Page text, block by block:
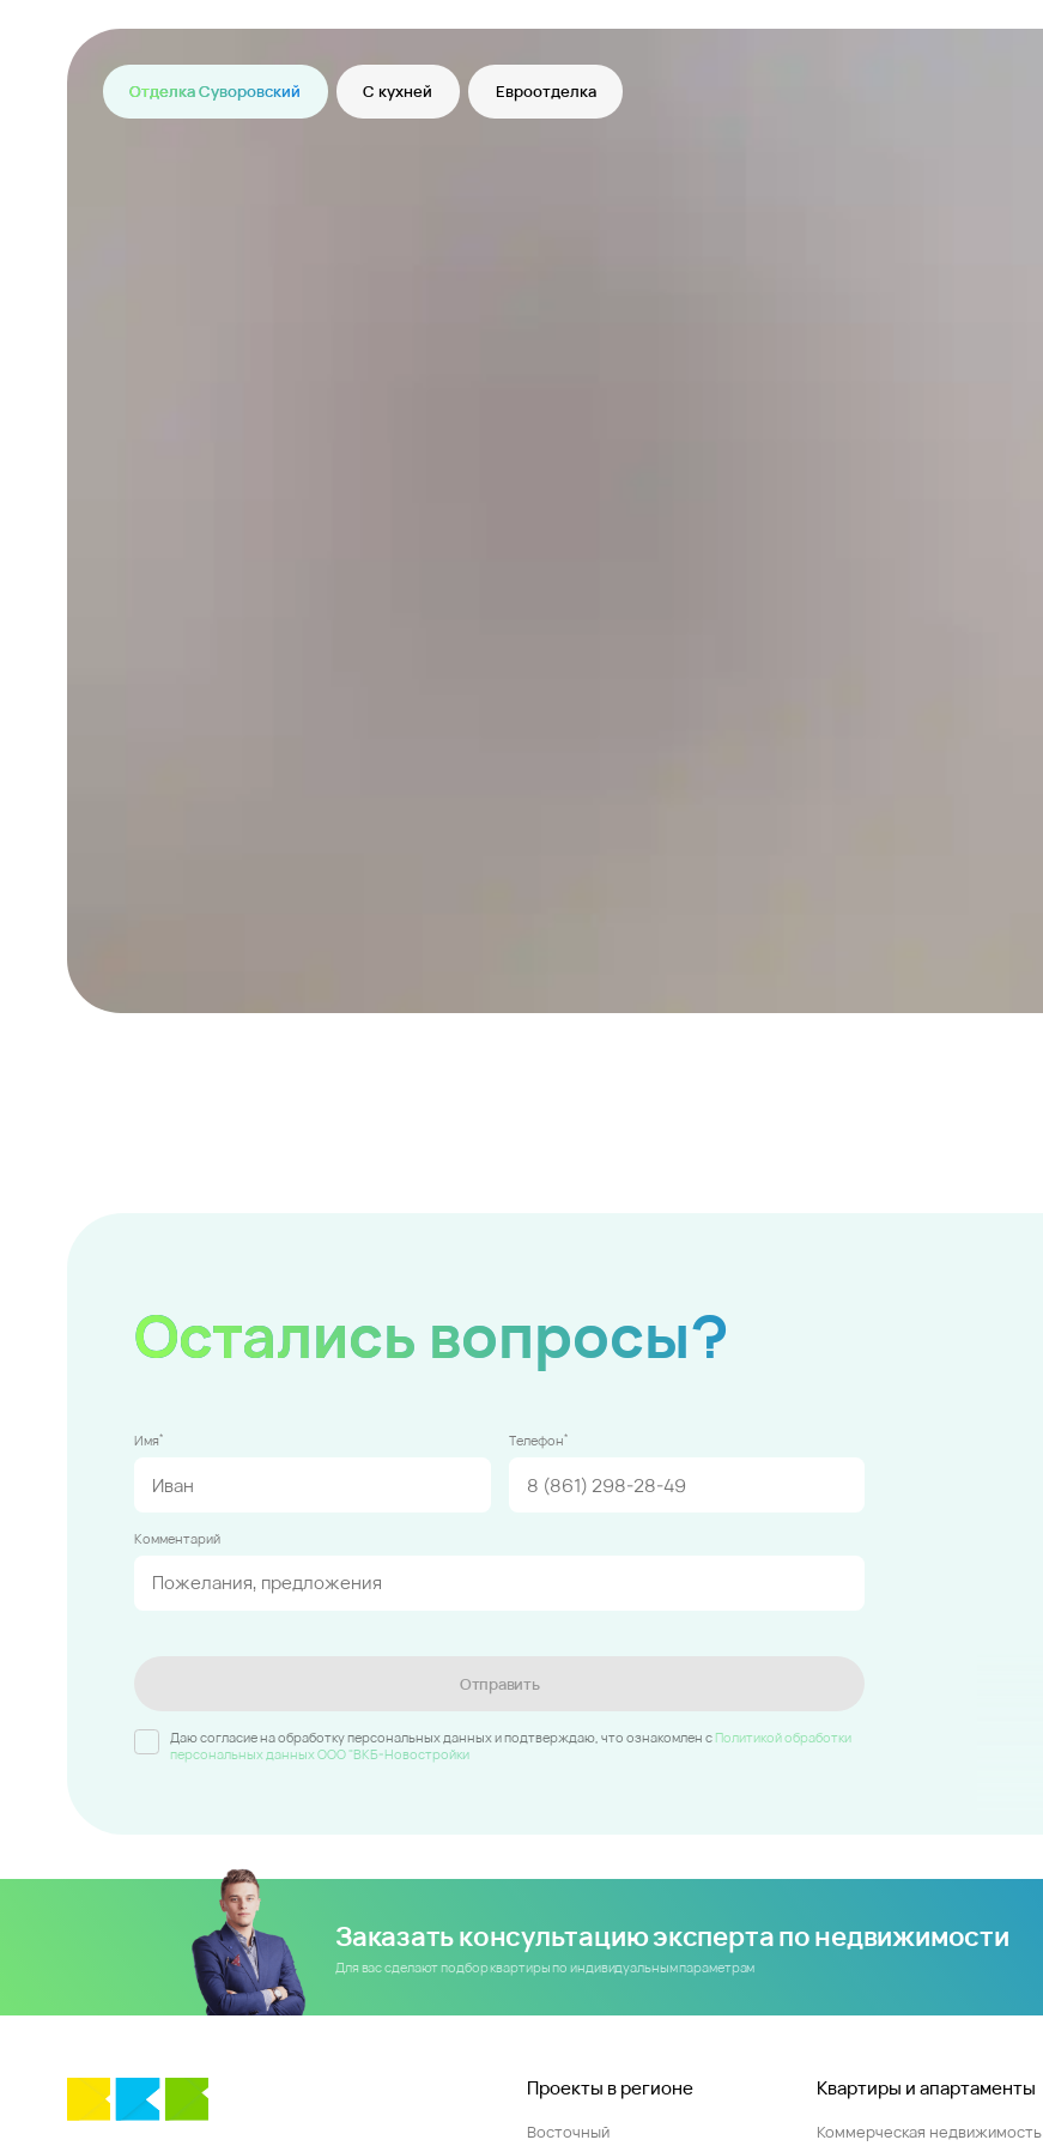
Отделка Суворовский С кухней Евроотделка
Остались вопросы?
Имя* Телефон*
Комментарий
Отправить
Даю согласие на обработку персональных данных и подтверждаю, что ознакомлен c Политикой обработки
персональных данных ООО "ВКБ-Новостройки
Заказать консультацию эксперта по недвижимости
Для вас сделают подбор квартиры по индивидуальным параметрам
Проекты в регионе
Восточный
Квартиры и апартаменты
Коммерческая недвижимость